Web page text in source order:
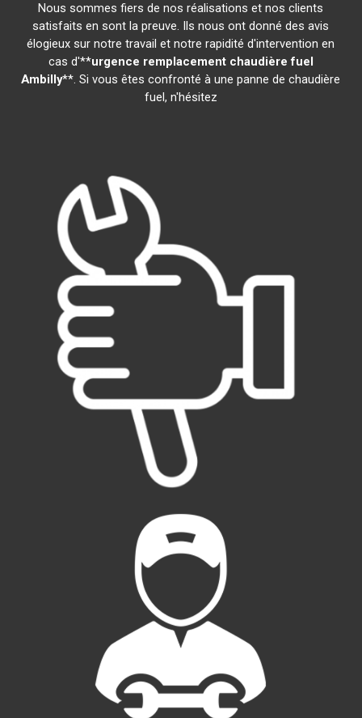
Nous sommes fiers de nos réalisations et nos clients
satisfaits en sont la preuve. Ils nous ont donné des avis
élogieux sur notre travail et notre rapidité d'intervention en
cas d'**urgence remplacement chaudière fuel
Ambilly**. Si vous êtes confronté à une panne de chaudière
fuel, n'hésitez